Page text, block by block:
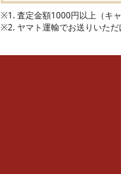
※1. 査定金額1000円以上（キ
※2. ヤマト運輸でお送りいただ